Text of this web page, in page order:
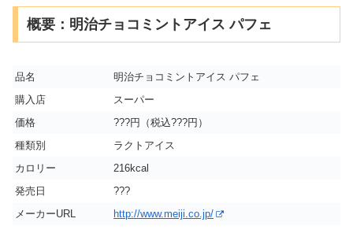
概要：明治チョコミントアイス パフェ
品名
明治チョコミントアイス パフェ
購入店
スーパー
価格
???円（税込???円）
種類別
ラクトアイス
カロリー
216kcal
発売日
???
メーカーURL
http://www.meiji.co.jp/